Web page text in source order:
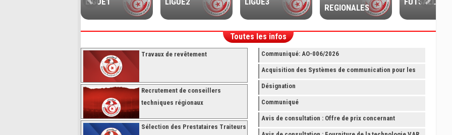
REGIONALES
Toutes les infos
Travaux de revêtement
Recrutement de conseillers
techniques régionaux
Sélection des Prestataires Traiteurs
Communiqué: AO-006/2026
Acquisition des Systèmes de communication pour les
Arbitres Elite
Désignation
Communiqué
Avis de consultation : Offre de prix concernant
fourniture avec montage et finition de RAYONNAGES